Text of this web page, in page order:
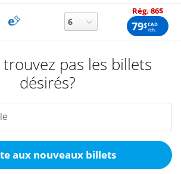
Rég. 86$
79$CAD
/ch.
pas les billets
désirés?
aux nouveaux billets